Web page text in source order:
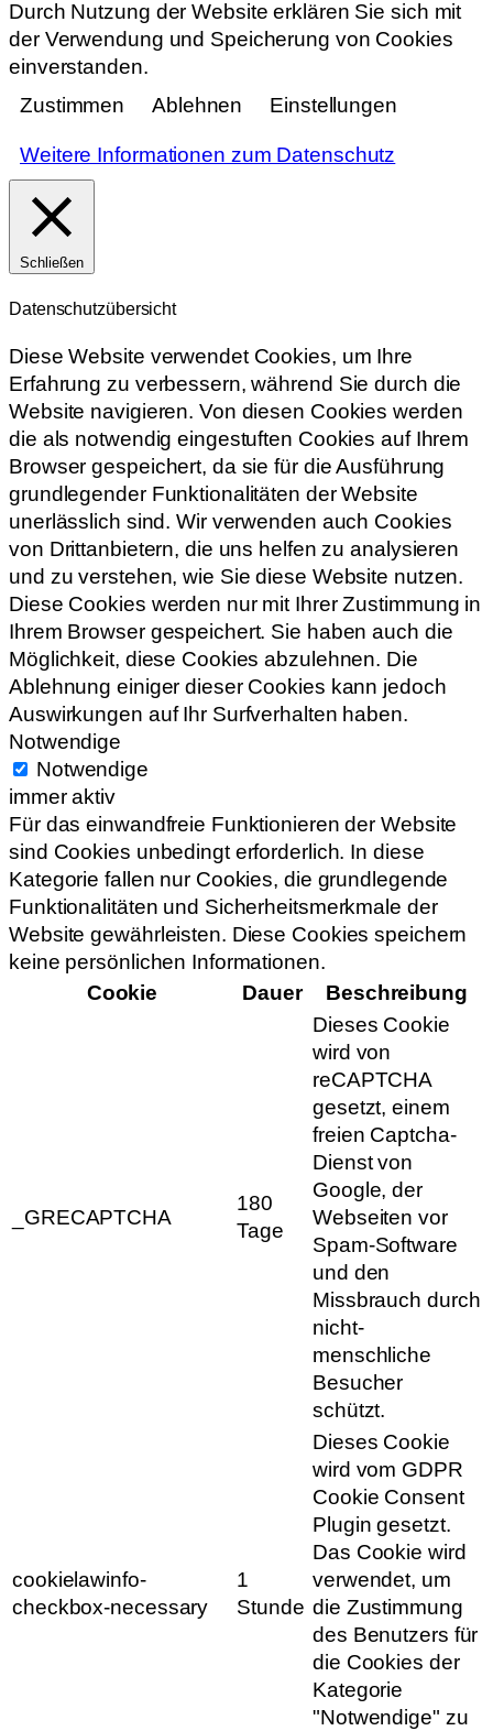
Durch Nutzung der Website erklären Sie sich mit
der Verwendung und Speicherung von Cookies
einverstanden.
Zustimmen
Ablehnen Einstellungen
Weitere Informationen zum Datenschutz
Schließen
Datenschutzübersicht
Diese Website verwendet Cookies, um Ihre
Erfahrung zu verbessern, während Sie durch die
Website navigieren. Von diesen Cookies werden
die als notwendig eingestuften Cookies auf Ihrem
Browser gespeichert, da sie für die Ausführung
grundlegender Funktionalitäten der Website
unerlässlich sind. Wir verwenden auch Cookies
von Drittanbietern, die uns helfen zu analysieren
und zu verstehen, wie Sie diese Website nutzen.
Diese Cookies werden nur mit Ihrer Zustimmung in
Ihrem Browser gespeichert. Sie haben auch die
Möglichkeit, diese Cookies abzulehnen. Die
Ablehnung einiger dieser Cookies kann jedoch
Auswirkungen auf Ihr Surfverhalten haben.
Notwendige
Notwendige
immer aktiv
Für das einwandfreie Funktionieren der Website
sind Cookies unbedingt erforderlich. In diese
Kategorie fallen nur Cookies, die grundlegende
Funktionalitäten und Sicherheitsmerkmale der
Website gewährleisten. Diese Cookies speichern
keine persönlichen Informationen.
Cookie
Dauer Beschreibung
_GRECAPTCHA
180
Tage
Dieses Cookie
wird von
reCAPTCHA
gesetzt, einem
freien Captcha-
Dienst von
Google, der
Webseiten vor
Spam-Software
und den
Missbrauch durch
nicht-
menschliche
Besucher
schützt.
cookielawinfo-
checkbox-necessary
1
Stunde
Dieses Cookie
wird vom GDPR
Cookie Consent
Plugin gesetzt.
Das Cookie wird
verwendet, um
die Zustimmung
des Benutzers für
die Cookies der
Kategorie
"Notwendige" zu